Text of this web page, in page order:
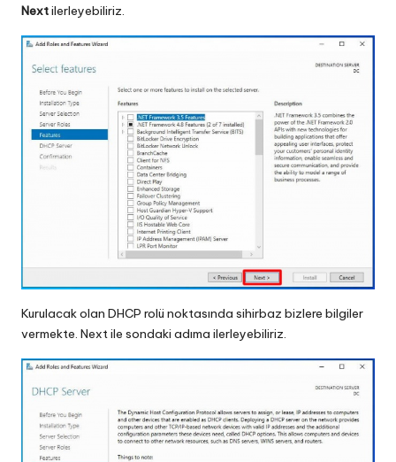
Nextilerleyebiliriz.
Kurulacak olan DHCP rolü noktasında sihirbaz bizlere bilgiler
vermekte. Next ile sondaki adıma ilerleyebiliriz.